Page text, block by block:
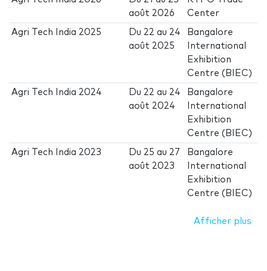
août 2026
Center
Agri Tech India 2025 Du 22 au 24
août 2025
Bangalore
International
Exhibition
Centre (BIEC)
Agri Tech India 2024 Du 22 au 24
août 2024
Bangalore
International
Exhibition
Centre (BIEC)
Agri Tech India 2023 Du 25 au 27
août 2023
Bangalore
International
Exhibition
Centre (BIEC)
Afficher plus